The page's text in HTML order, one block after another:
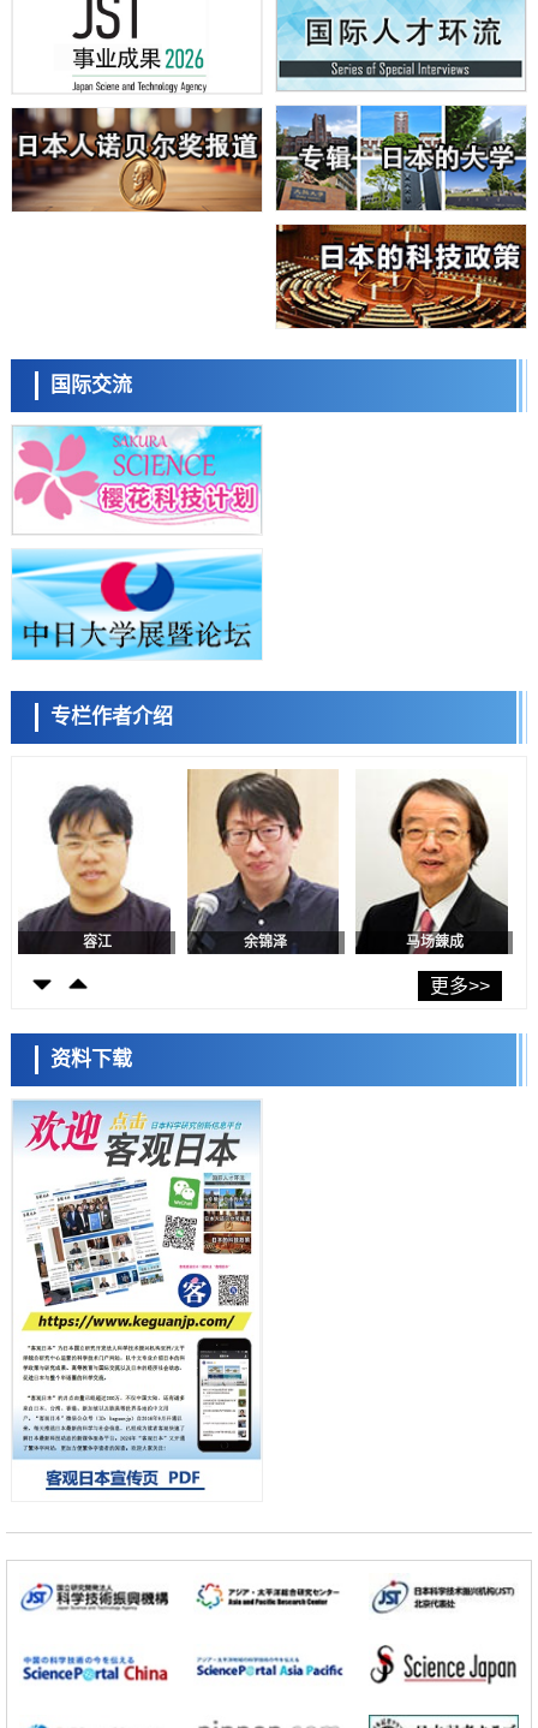
【AI法下篇】如何应对AI的不可控性——中央大学平野晋教授专访
科学研究
日本学术会议：为保持土壤健康应采取哪些措施？探讨土壤保护与强化
的具体对策
科学研究
大阪大学开发基于水氢键网络的温度预测新方法，AI从分子排列信息中
高精度解读
经济・社会
【AI法上篇】如何对“将人生交给AI”保持危机感——中央大学平野晋教
庆应义塾大学阐明脑内“游击手”小胶质细胞包裹保护受损神经细胞的机
制，有望用于开发阿尔茨海默病等疾病疗法
劣化抑制机制，为提升轮胎安全性与耐久性的材料设计开辟道路
科学研究
近畿大学等发现植物染料“日本茜”的红色成分可抑制老化与炎症，有望
成为新型功能性材料
科学研究
群马大学开发针对难治性癫痫的新型基因疗法，利用超小型GAD67启动
子抑制发作
科学研究
九州大学揭示夜间眼压升高机制：两种激素波动叠加所致
科学研究
东京都产技研采用新手法开发出可稳定工作至300℃的介电材料，已验
证电容器可在汽车发动机等高温环境下工作
经济・社会
日本生成式AI使用者占比一年内翻倍，但与中美德仍有较大差距
政策
日本修订首都直下型地震紧急对策：目标为死亡人数至少减半，重点强
化火灾防控
福井大学发现细胞记忆过往并抑制反应的机制，阐明即便DNA相同反应
迥异之谜
科学研究
神户大学确认口服癌症疫苗B440单药给药的安全性，在转移性尿路上皮
癌患者中开展临床试验
日本发布《令和8年版科学技术与创新白皮书》，解读第七期基本计划
首年度政策方向
科学研究
东京大学发现可诱导细胞死亡的新型信使物质
东京都健康长寿医疗中心跨器官揭示衰老过程中的糖链变化
科学研究
产总研无需石油利用松脂制备石墨前驱体，可作为电池电极材料
科学研究
东京大学和海上保安厅等发现南海海槽沿线板块边界锁定状态存在区域
差异
政策
日本第2次医疗研究开发调整费，根据一线实际情况和需求分配99.3亿
日元
科学研究
千叶大学鉴定出导致难治性疾病“肺高血压症”恶化的蛋白质“MYL9/12”，
会引发血管结构恶化
科学研究
京都大学高效生成光的构成单元“光子”，可应用于量子计算机
科学研究
开发出300亿年仅误差1秒的光晶格钟，构建网络将其打造为下一代社会
基础设施
经济・社会
科学研究
带大量基因的人工细胞
政策
展研究
国际交流
专栏作者介绍
流员
小岩井忠道
陈小牧 李鸥 安宁
容江 余锦泽 马场錬成
日本科学未来馆 科学交
流员
小岩井忠道 泷川 进
更多>>
资料下载